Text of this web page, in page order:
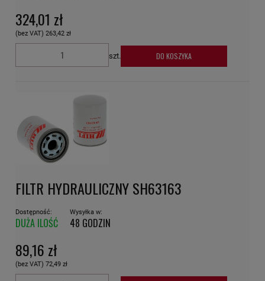
324,01 zł
(bez VAT) 263,42 zł
szt. DO KOSZYKA
FILTR HYDRAULICZNY SH63163
Dostępność:
DUŻA ILOŚĆ
Wysyłka w:
48 GODZIN
89,16 zł
(bez VAT) 72,49 zł